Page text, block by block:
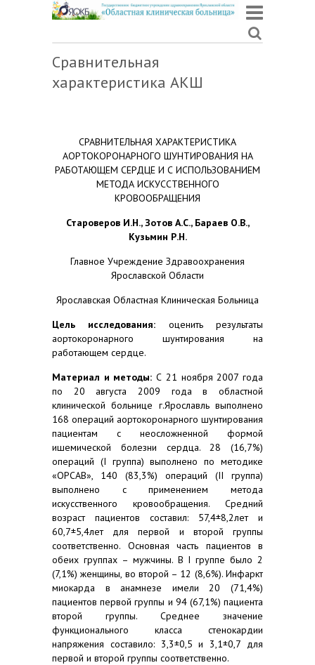
Сравнительная
характеристика АКШ
СРАВНИТЕЛЬНАЯ ХАРАКТЕРИСТИКА
АОРТОКОРОНАРНОГО ШУНТИРОВАНИЯ НА
РАБОТАЮЩЕМ СЕРДЦЕ И С ИСПОЛЬЗОВАНИЕМ
МЕТОДА ИСКУССТВЕННОГО
КРОВООБРАЩЕНИЯ
Староверов И.Н., Зотов А.С., Бараев О.В.,
Кузьмин Р.Н.
Главное Учреждение Здравоохранения
Ярославской Области
Ярославская Областная Клиническая Больница
Цель исследования: оценить
результаты
аортокоронарного шунтирования на
работающем сердце.
Материал и методы: С 21 ноября 2007 года
по 20 августа 2009 года в областной
клинической больнице г.Ярославль выполнено
168 операций аортокоронарного шунтирования
пациентам с неосложненной формой
ишемической болезни сердца. 28 (16,7%)
операций (I группа) выполнено по методике
«OPCAB», 140 (83,3%) операций (II
группа)
выполнено с применением метода
искусственного кровообращения. Средний
возраст пациентов составил: 57,4±8,2лет и
60,7±5,4лет для первой и второй группы
соответственно. Основная часть пациентов в
обеих группах – мужчины. В I группе было 2
(7,1%) женщины, во второй – 12 (8,6%). Инфаркт
миокарда в анамнезе имели 20 (71,4%)
пациентов первой группы и 94 (67,1%) пациента
второй группы. Среднее значение
функционального класса стенокардии
напряжения составило: 3,3±0,5 и 3,1±0,7 для
первой и второй группы соответственно.